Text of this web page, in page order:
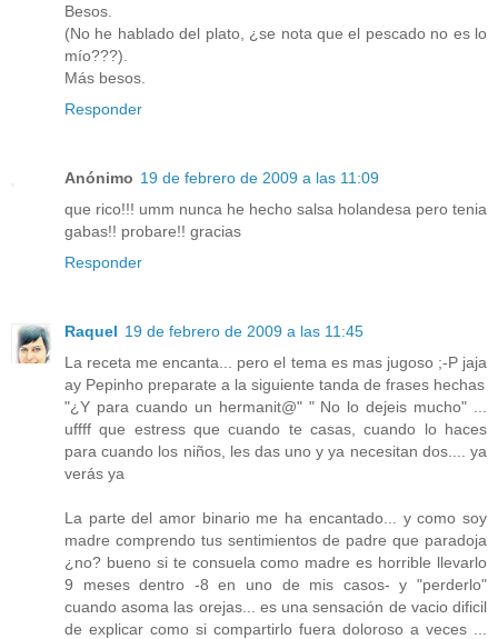
Besos.
(No he hablado del plato, ¿se nota que el pescado no es lo
mío???).
Más besos.
Responder
Anónimo 19 de febrero de 2009 a las 11:09
que rico!!! umm nunca he hecho salsa holandesa pero tenia
gabas!! probare!! gracias
Responder
Raquel 19 de febrero de 2009 a las 11:45
La receta me encanta... pero el tema es mas jugoso ;-P jaja
ay Pepinho preparate a la siguiente tanda de frases hechas
"¿Y para cuando un hermanit@" " No lo dejeis mucho" ...
uffff que estress que cuando te casas, cuando lo haces
para cuando los niños, les das uno y ya necesitan dos.... ya
verás ya
La parte del amor binario me ha encantado... y como soy
madre comprendo tus sentimientos de padre que paradoja
¿no? bueno si te consuela como madre es horrible llevarlo
9 meses dentro -8 en uno de mis casos- y "perderlo"
cuando asoma las orejas... es una sensación de vacio dificil
de explicar como si compartirlo fuera doloroso a veces ...